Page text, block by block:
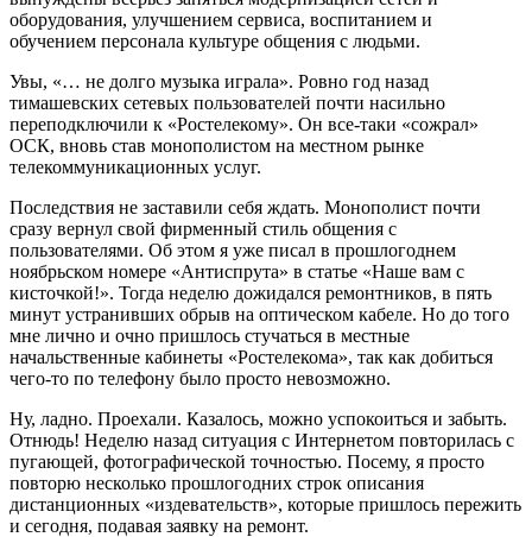
оборудования, улучшением сервиса, воспитанием и
обучением персонала культуре общения с людьми.
Увы, «… не долго музыка играла». Ровно год назад
тимашевских сетевых пользователей почти насильно
переподключили к «Ростелекому». Он все-таки «сожрал»
ОСК, вновь став монополистом на местном рынке
телекоммуникационных услуг.
Последствия не заставили себя ждать. Монополист почти
сразу вернул свой фирменный стиль общения с
пользователями. Об этом я уже писал в прошлогоднем
ноябрьском номере «Антиспрута» в статье «Наше вам с
кисточкой!». Тогда неделю дожидался ремонтников, в пять
минут устранивших обрыв на оптическом кабеле. Но до того
мне лично и очно пришлось стучаться в местные
начальственные кабинеты «Ростелекома», так как добиться
чего-то по телефону было просто невозможно.
Ну, ладно. Проехали. Казалось, можно успокоиться и забыть.
Отнюдь! Неделю назад ситуация с Интернетом повторилась с
пугающей, фотографической точностью. Посему, я просто
повторю несколько прошлогодних строк описания
дистанционных «издевательств», которые пришлось пережить
и сегодня, подавая заявку на ремонт.